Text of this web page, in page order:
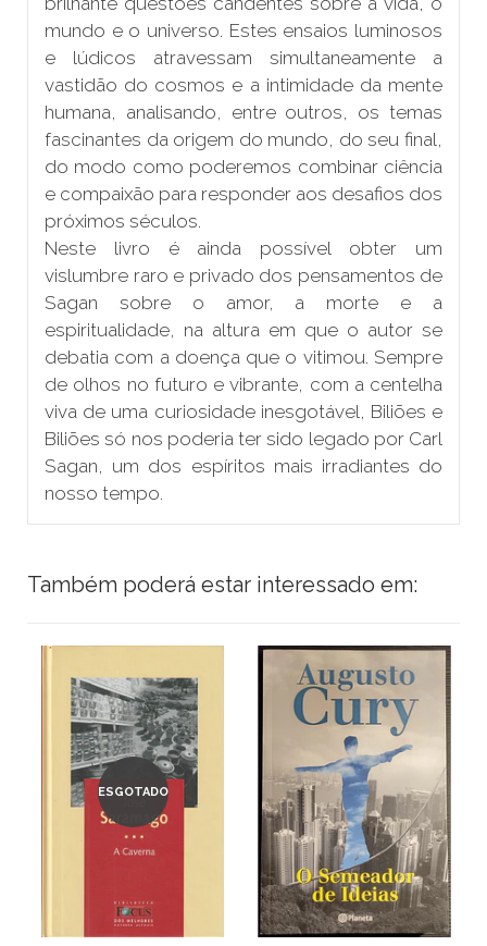
mundo e o universo. Estes ensaios luminosos
e lúdicos atravessam simultaneamente a
vastidão do cosmos e a intimidade da mente
humana, analisando, entre outros, os temas
fascinantes da origem do mundo, do seu final,
do modo como poderemos combinar ciência
e compaixão para responder aos desafios dos
próximos séculos.
Neste livro é ainda possível obter um
vislumbre raro e privado dos pensamentos de
Sagan sobre o amor, a morte e a
espiritualidade, na altura em que o autor se
debatia com a doença que o vitimou. Sempre
de olhos no futuro e vibrante, com a centelha
viva de uma curiosidade inesgotável, Biliões e
Biliões só nos poderia ter sido legado por Carl
Sagan, um dos espíritos mais irradiantes do
nosso tempo.
Também poderá estar interessado em:
ESGOTADO